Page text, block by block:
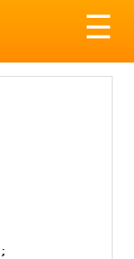
☰
;